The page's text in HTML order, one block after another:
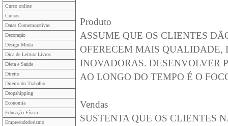
Curso online
Cursos
Datas Comemorativas
Decoração
Design Moda
Dica de Leitura Livros
Dieta e Saúde
Direito
Direito do Trabalho
Dropshipping
Economia
Educação Física
Empreendedorismo
Produto
ASSUME QUE OS CLIENTES
OFERECEM MAIS QUALIDADE,
INOVADORAS. DESENVOLVER
AO LONGO DO TEMPO É O
Vendas
SUSTENTA QUE OS CLIENTES